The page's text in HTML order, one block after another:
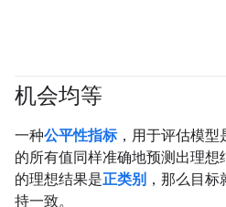
机会均等
一种公平性指标，用于评估模型
的所有值同样准确地预测出理
的理想结果是正类别 ，那么目
持一致。